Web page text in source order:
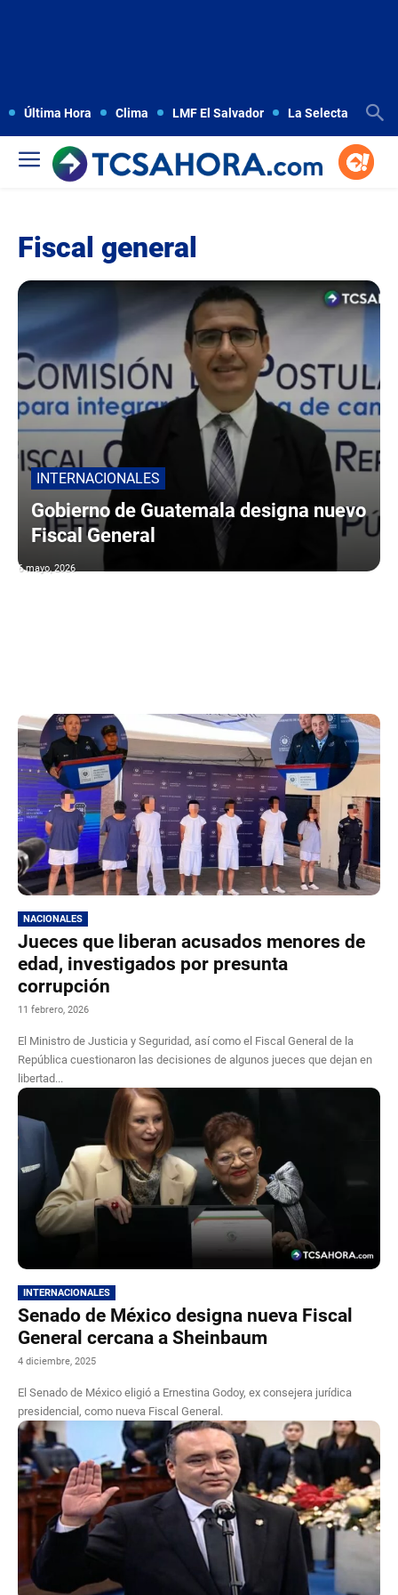
Última Hora Clima LMF El Salvador La Selecta
Fiscal general
INTERNACIONALES
Gobierno de Guatemala designa nuevo
Fiscal General
6 mayo, 2026
NACIONALES
Jueces que liberan acusados menores de
edad, investigados por presunta
corrupción
11 febrero, 2026
El Ministro de Justicia y Seguridad, así como el Fiscal General de la
República cuestionaron las decisiones de algunos jueces que dejan en
libertad...
INTERNACIONALES
Senado de México designa nueva Fiscal
General cercana a Sheinbaum
4 diciembre, 2025
El Senado de México eligió a Ernestina Godoy, ex consejera jurídica
presidencial, como nueva Fiscal General.